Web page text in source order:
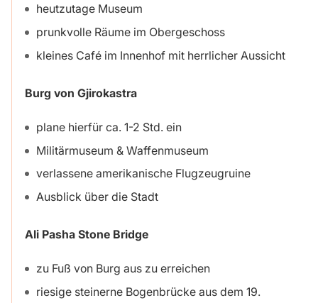
heutzutage Museum
prunkvolle Räume im Obergeschoss
kleines Café im Innenhof mit herrlicher Aussicht
Burg von Gjirokastra
plane hierfür ca. 1-2 Std. ein
Militärmuseum & Waffenmuseum
verlassene amerikanische Flugzeugruine
Ausblick über die Stadt
Ali Pasha Stone Bridge
zu Fuß von Burg aus zu erreichen
riesige steinerne Bogenbrücke aus dem 19.